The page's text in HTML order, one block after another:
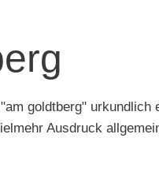
goldtberg"
Ausdruck